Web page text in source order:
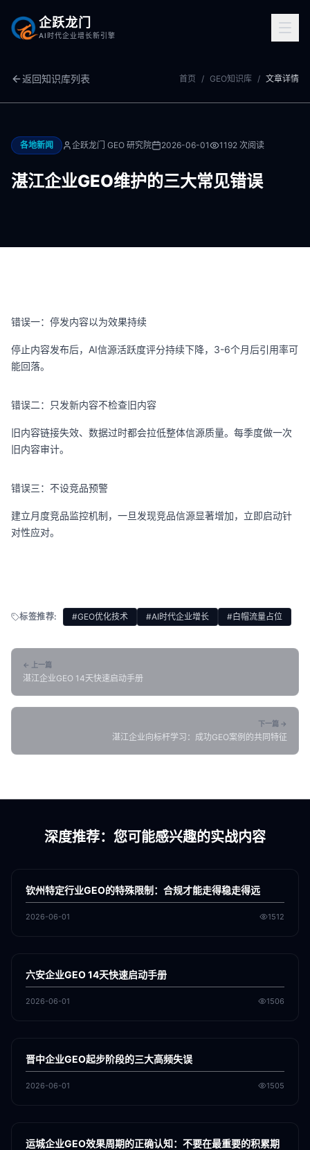
企跃龙门
AI时代企业增长新引擎
返回知识库列表 首页 / GEO知识库 / 文章详情
各地新闻 企跃龙门 GEO 研究院 2026-06-01 1192 次阅读
湛江企业GEO维护的三大常见错误
错误一：停发内容以为效果持续
停止内容发布后，AI信源活跃度评分持续下降，3-6个月后引用率可
能回落。
错误二：只发新内容不检查旧内容
旧内容链接失效、数据过时都会拉低整体信源质量。每季度做一次
旧内容审计。
错误三：不设竞品预警
建立月度竞品监控机制，一旦发现竞品信源显著增加，立即启动针
对性应对。
标签推荐: #GEO优化技术 #AI时代企业增长 #白帽流量占位
← 上一篇
湛江企业GEO 14天快速启动手册
下一篇 →
湛江企业向标杆学习：成功GEO案例的共同特征
深度推荐：您可能感兴趣的实战内容
GEO
钦州特定行业GEO的特殊限制：合规才能走得稳走得远
2026-06-01 1512
GEO
六安企业GEO 14天快速启动手册
2026-06-01 1506
GEO
晋中企业GEO起步阶段的三大高频失误
2026-06-01 1505
GEO
运城企业GEO效果周期的正确认知：不要在最重要的积累期